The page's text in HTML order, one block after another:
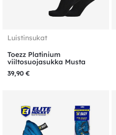
Luistinsukat
Toezz Platinium
viiltosuojasukka Musta
39,90 €